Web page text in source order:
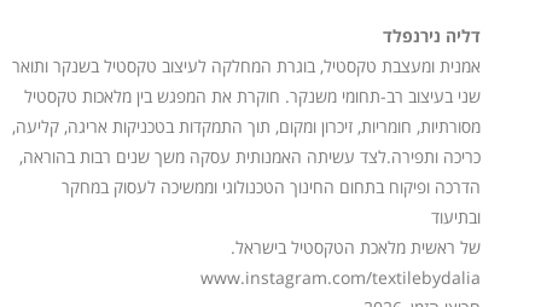
דליה נירנפלד
אמנית ומעצבת טקסטיל, בוגרת המחלקה לעיצוב טקסטיל בשנקר ותואר
שני בעיצוב רב-תחומי משנקר. חוקרת את המפגש בין מלאכות טקסטיל
מסורתיות, חומריות, זיכרון ומקום, תוך התמקדות בטכניקות אריגה, קליעה,
כריכה ותפירה.לצד עשיתה האמנותית עסקה משך שנים רבות בהוראה,
הדרכה ופיקוח בתחום החינוך הטכנולוגי וממשיכה לעסוק במחקר
ובתיעוד
של ראשית מלאכת הטקסטיל בישראל.
www.instagram.com/textilebydalia